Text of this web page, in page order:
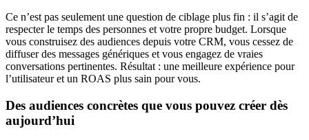
Ce n’est pas seulement une question de ciblage plus fin : il s’agit de
respecter le temps des personnes et votre propre budget. Lorsque
vous construisez des audiences depuis votre CRM, vous cessez de
diffuser des messages génériques et vous engagez de vraies
conversations pertinentes. Résultat : une meilleure expérience pour
l’utilisateur et un ROAS plus sain pour vous.
Des audiences concrètes que vous pouvez créer dès
aujourd’hui